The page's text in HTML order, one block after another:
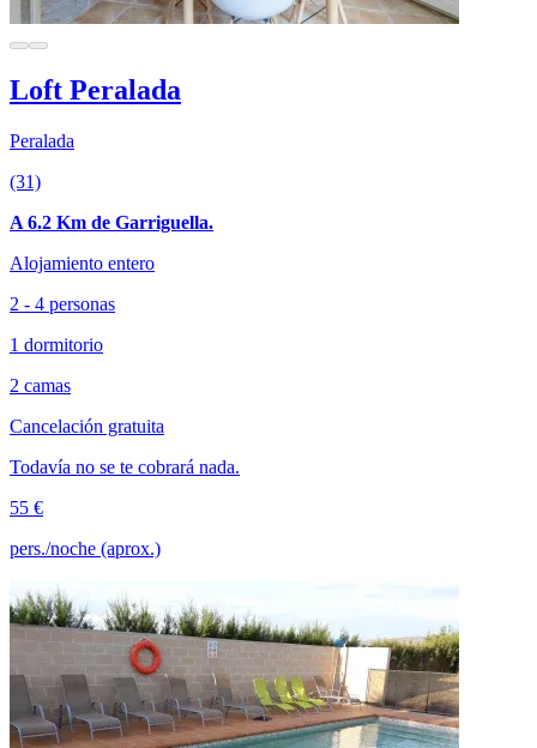
Loft Peralada
Peralada
(31)
A 6.2 Km de Garriguella.
Alojamiento entero
2 - 4 personas
1 dormitorio
2 camas
Cancelación gratuita
Todavía no se te cobrará nada.
55 €
pers./noche (aprox.)